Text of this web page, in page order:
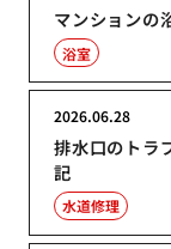
マンションの
浴室
排水口のトラ
記
2026.06.28
水道修理